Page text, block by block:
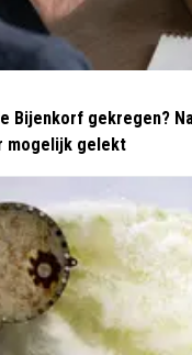
Bijenkorf gekregen?
mogelijk gelekt